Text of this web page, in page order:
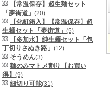
【常温保存】超生麺セット
「夢街道」 (20)
【化粧箱入】【常温保存】超
生麺セット「夢街道」 (5)
【多加水】純生麺セット「包
丁切りさぬき路」 (12)
そうめん(3)
麺のみマトメ割り【お買い
得】 (9)
細切り可能(31)